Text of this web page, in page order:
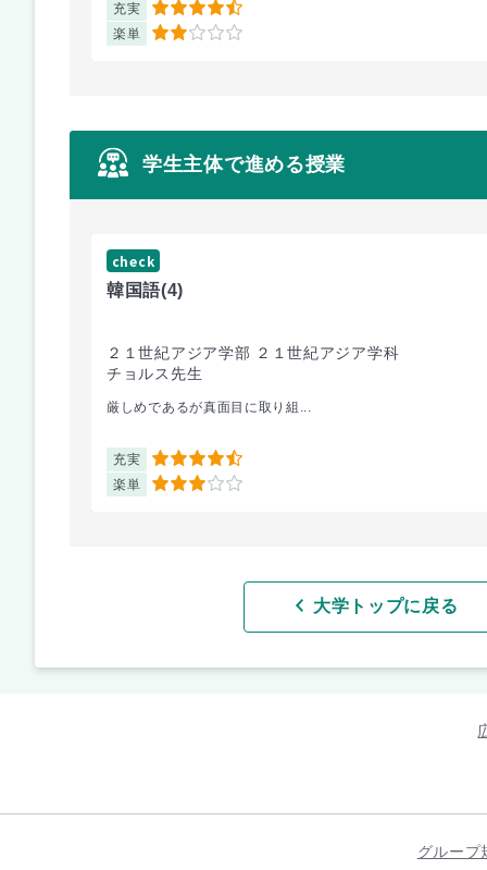
充実 4.5
楽単 2
学生主体で進める授業
check
韓国語(4)
２１世紀アジア学部 ２１世紀アジア学科
チョルス先生
厳しめであるが真面目に取り組...
充実 4.5
楽単 3
大学トップに戻る
グループ